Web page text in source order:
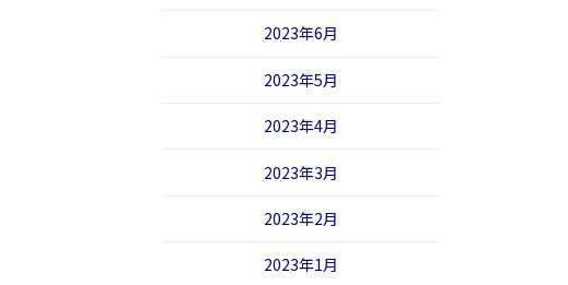
2023年6月
2023年5月
2023年4月
2023年3月
2023年2月
2023年1月